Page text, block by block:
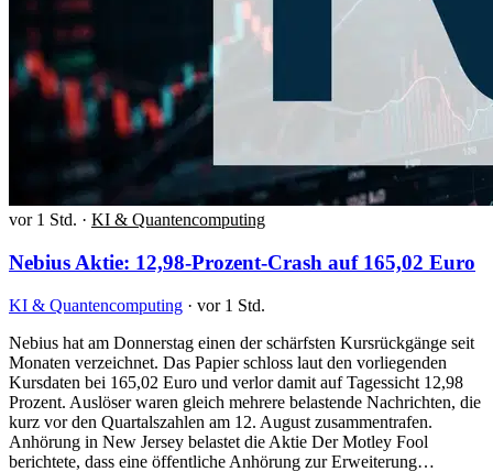
vor 1 Std. · KI & Quantencomputing
Nebius Aktie: 12,98-Prozent-Crash auf 165,02 Euro
KI & Quantencomputing · vor 1 Std.
Nebius hat am Donnerstag einen der schärfsten Kursrückgänge seit
Monaten verzeichnet. Das Papier schloss laut den vorliegenden
Kursdaten bei 165,02 Euro und verlor damit auf Tagessicht 12,98
Prozent. Auslöser waren gleich mehrere belastende Nachrichten, die
kurz vor den Quartalszahlen am 12. August zusammentrafen.
Anhörung in New Jersey belastet die Aktie Der Motley Fool
berichtete, dass eine öffentliche Anhörung zur Erweiterung…